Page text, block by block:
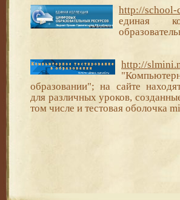
http://school-
единая
http://
образовании"; на сайте
для различных уроков,
том числе и тестовая оболочка